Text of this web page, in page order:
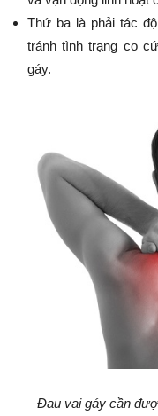
Thứ ba là phải tác
tránh tình trạng co
gáy.
Đau vai gáy cần